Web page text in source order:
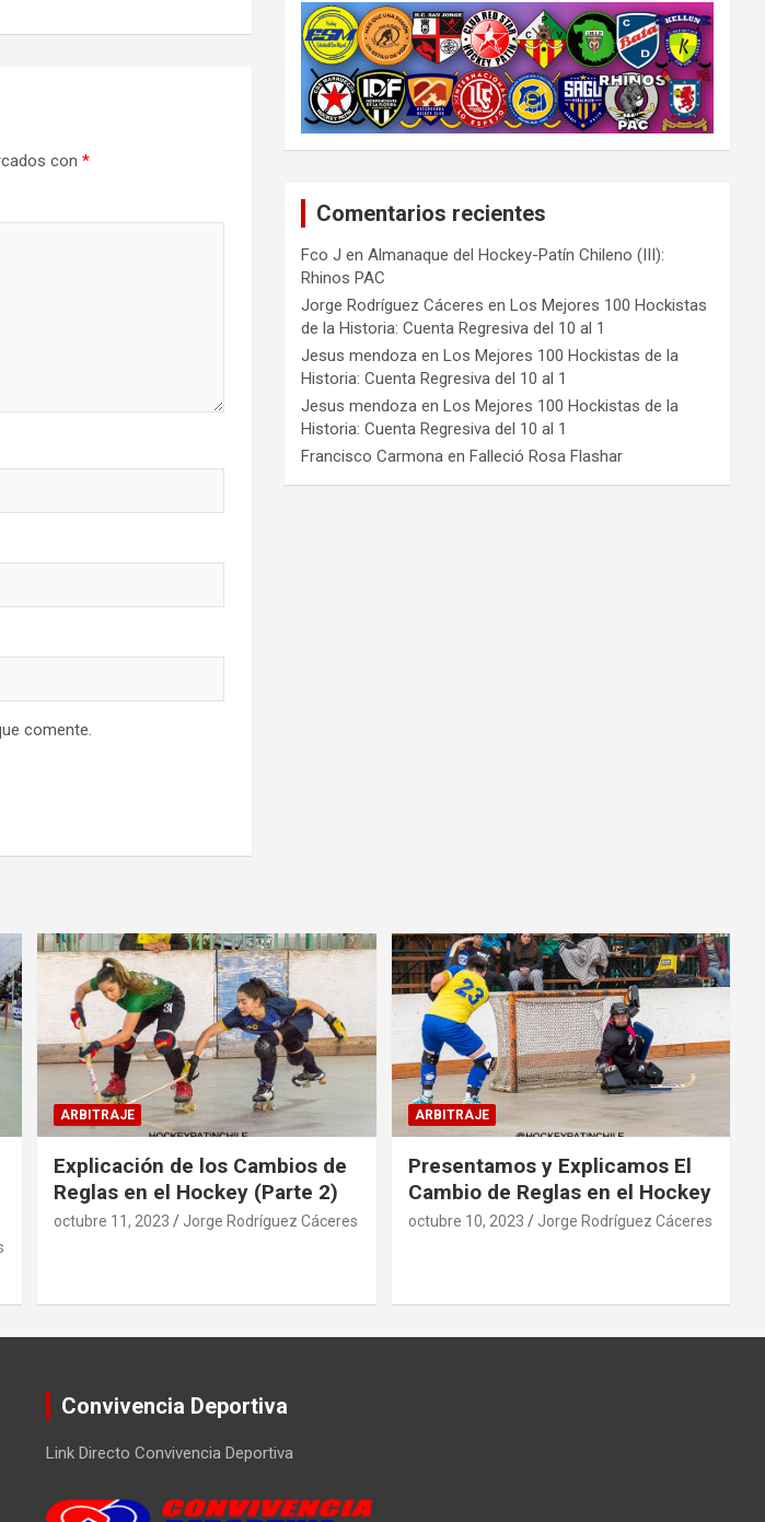
con *
comente.
Comentarios recientes
Fco J enAlmanaque del Hockey-Patín Chileno (III):
Rhinos PAC
Jorge Rodríguez Cáceres enLos Mejores 100 Hockistas
de la Historia: Cuenta Regresiva del 10 al 1
Jesus mendoza enLos Mejores 100 Hockistas de la
Historia: Cuenta Regresiva del 10 al 1
Jesus mendoza enLos Mejores 100 Hockistas de la
Historia: Cuenta Regresiva del 10 al 1
Francisco Carmona enFalleció Rosa Flashar
ARBITRAJE
Explicación de los Cambios de
Reglas en el Hockey (Parte 2)
octubre 11, 2023 Jorge Rodríguez Cáceres
ARBITRAJE
Presentamos y Explicamos El
Cambio de Reglas en el Hockey
octubre 10, 2023 Jorge Rodríguez Cáceres
Convivencia Deportiva
Link Directo Convivencia Deportiva